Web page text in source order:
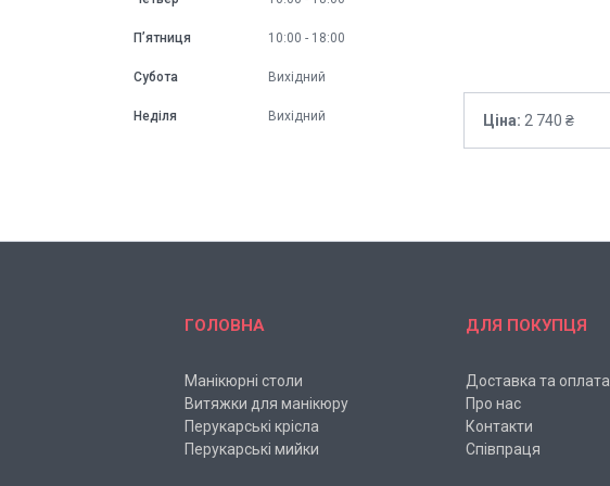
Ціна: 2 740 ₴
Пʼятниця 10:00 18:00
Субота Вихідний
Неділя Вихідний
ГОЛОВНА
Манікюрні столи
Витяжки для манікюру
Перукарські крісла
Перукарські мийки
ДЛЯ ПОКУПЦЯ
Доставка та оплата
Про нас
Контакти
Співпраця